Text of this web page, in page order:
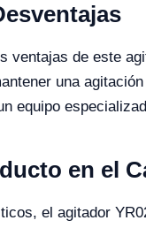
ventajas de este
una
equipo
en el
el agitador